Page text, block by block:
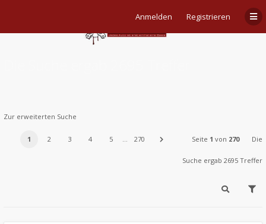
Anmelden Registrieren
Zur erweiterten Suche
1 2 3 4 5 … 270 Seite 1 von 270 Die
Suche ergab 2695 Treffer